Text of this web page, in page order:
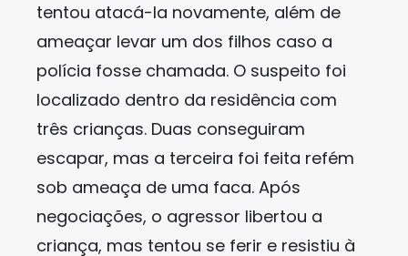
tentou atacá-la novamente, além de
ameaçar levar um dos filhos caso a
polícia fosse chamada. O suspeito foi
localizado dentro da residência com
três crianças. Duas conseguiram
escapar, mas a terceira foi feita refém
sob ameaça de uma faca. Após
negociações, o agressor libertou a
criança, mas tentou se ferir e resistiu à